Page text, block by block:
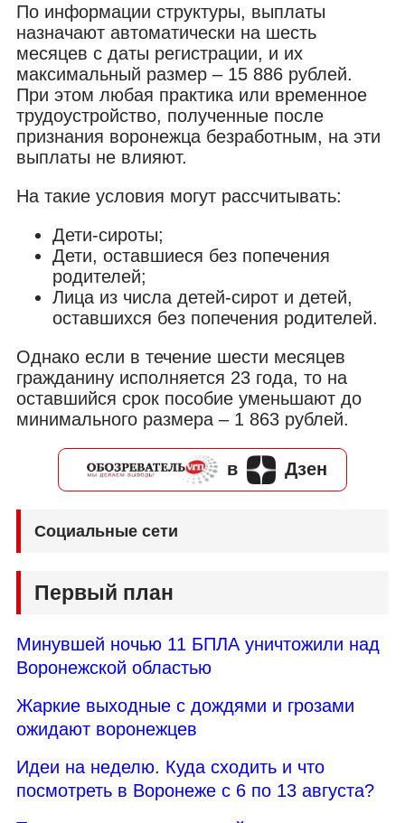
По информации структуры, выплаты
назначают автоматически на шесть
месяцев с даты регистрации, и их
максимальный размер – 15 886 рублей.
При этом любая практика или временное
трудоустройство, полученные после
признания воронежца безработным, на эти
выплаты не влияют.
На такие условия могут рассчитывать:
Дети-сироты;
Дети, оставшиеся без попечения
родителей;
Лица из числа детей-сирот и детей,
оставшихся без попечения родителей.
Однако если в течение шести месяцев
гражданину исполняется 23 года, то на
оставшийся срок пособие уменьшают до
минимального размера – 1 863 рублей.
в Дзен
Социальные сети
Первый план
Минувшей ночью 11 БПЛА уничтожили над
Воронежской областью
Жаркие выходные с дождями и грозами
ожидают воронежцев
Идеи на неделю. Куда сходить и что
посмотреть в Воронеже с 6 по 13 августа?